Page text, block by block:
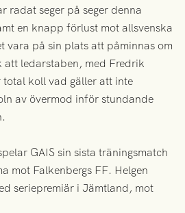
radat seger på seger denna
en knapp förlust mot allsvenska
vara på sin plats att påminnas om
ledarstaben, med Fredrik
total koll vad gäller att inte
av övermod inför stundande
GAIS sin sista träningsmatch
mot Falkenbergs FF. Helgen
seriepremiär i Jämtland, mot